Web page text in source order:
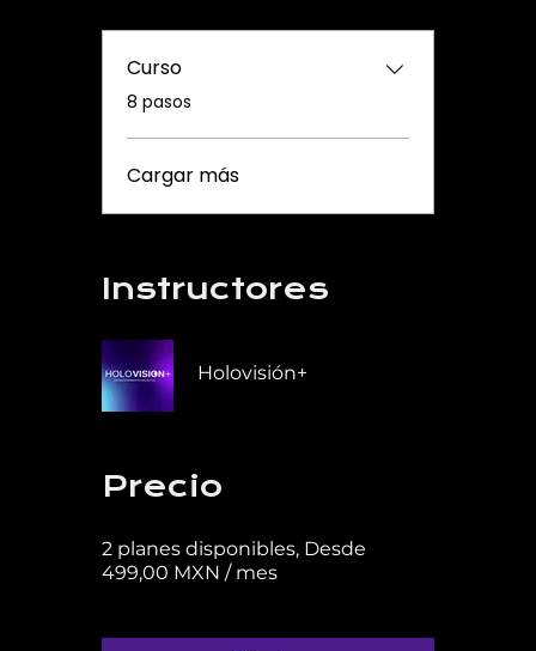
Curso
.8 pasos
Cargar más
Instructores
Holovisión+
Precio
2 planes disponibles, Desde
499,00 MXN / mes